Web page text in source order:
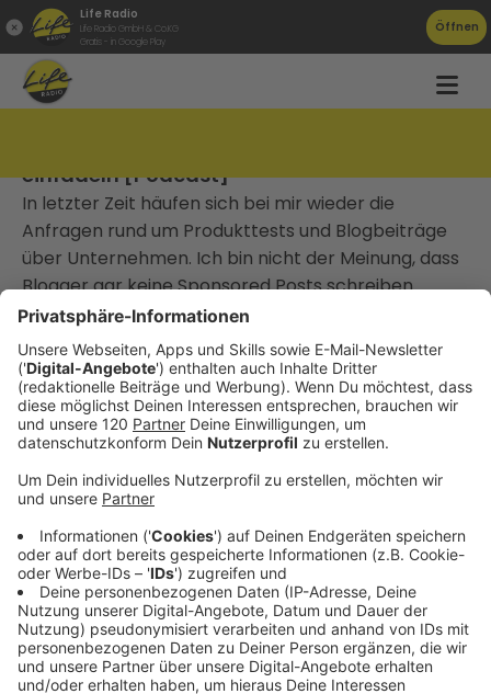
Life Radio
Life Radio GmbH & Co.KG
Gratis - in Google Play
Öffnen
einfädeln [Podcast]
In letzter Zeit häufen sich bei mir wieder die
Anfragen rund um Produkttests und Blogbeiträge
über Unternehmen. Ich bin nicht der Meinung, dass
Blogger gar keine Sponsored Posts schreiben
sollten, aber ich habe für mich ein paar
Grundregeln festgelegt die sicherstellen, dass der
Deal fair bleibt.
Gute Arbeit, die niemand kennt, gewinnt keinen
Markt.
Die meisten Unternehmen, mit denen ich arbeite,
haben kein Qualitätsproblem. Sie sind besser als ihr
Ruf. Nur weiß das draußen niemand.
Alle zwei Wochen schreibe ich einen Gedanken
darüber, wie sich das ändern lässt. Ein Thema, kein
Sammelbrief.
→teddy.click/newsletter